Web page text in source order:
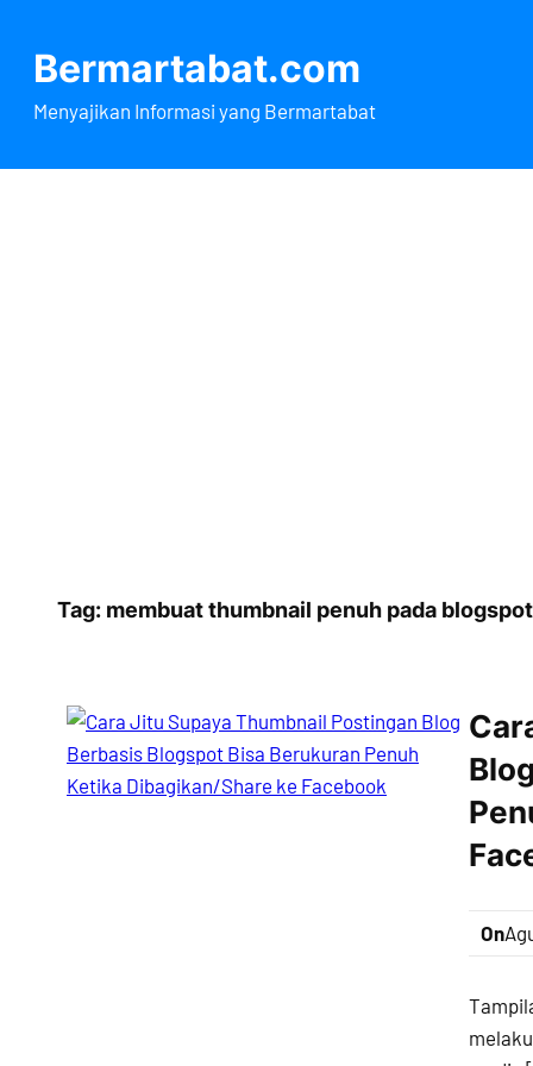
kontenBermartabat.com
Menyajikan Informasi yang Bermartabat
Tag: membuat thumbnail penuh pada
On